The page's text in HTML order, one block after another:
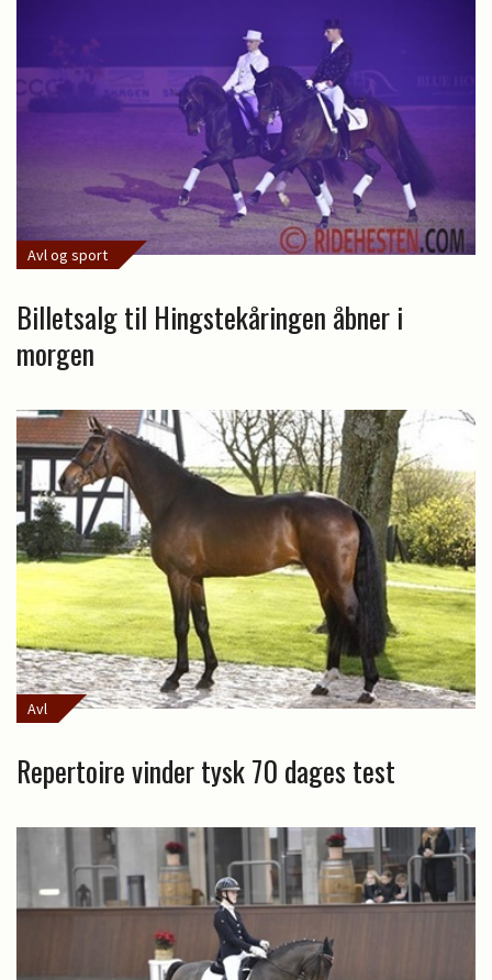
Avl og sport
Billetsalg til Hingstekåringen åbner i
morgen
Avl
Repertoire vinder tysk 70 dages test